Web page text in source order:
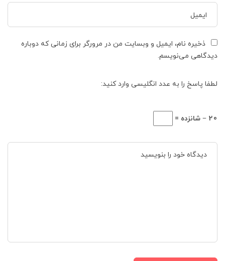
ذخیره نام، ایمیل و وبسایت من در مرورگر برای زمانی که دوباره
دیدگاهی می‌نویسم.
لطفا پاسخ را به عدد انگلیسی وارد کنید:
20 − شانزده =